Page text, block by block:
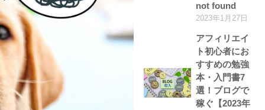
not found
2023年1月27日
アフィリエイ
ト初心者にお
すすめの勉強
本・入門書7
選！ブログで
稼ぐ【2023年